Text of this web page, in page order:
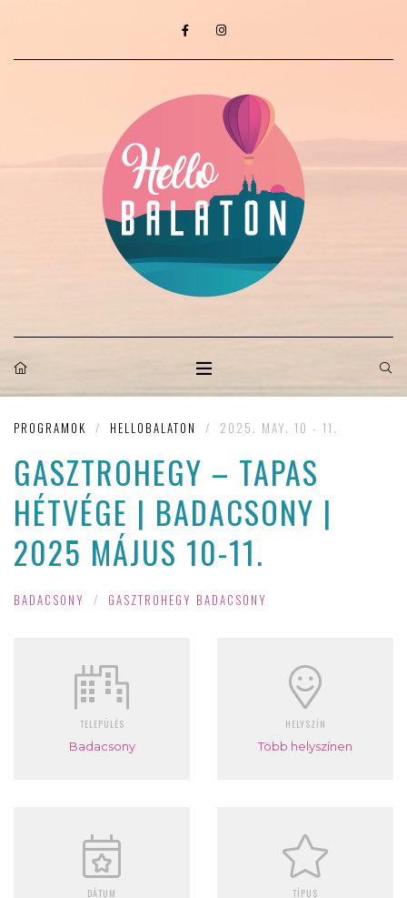
PROGRAMOK / HELLOBALATON / 2025. MAY. 10 - 11.
GASZTROHEGY – TAPAS
HÉTVÉGE | BADACSONY |
2025 MÁJUS 10-11.
BADACSONY / GASZTROHEGY BADACSONY
TELEPÜLÉS
Badacsony
HELYSZÍN
Több helyszínen
DÁTUM TÍPUS